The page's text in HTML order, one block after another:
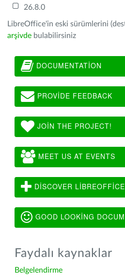
26.8.0
LibreOffice'in eski sürümlerini
arşivde bulabilirsiniz
DOCUMENTATION
PROVIDE FEEDBACK
JOIN THE PROJECT!
MEET US AT EVENTS
DISCOVER LIBREOFFICE
GOOD LOOKING
Faydalı kaynaklar
Belgelendirme